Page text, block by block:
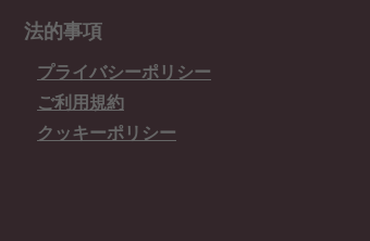
法的事項
プライバシーポリシー
ご利用規約
クッキーポリシー